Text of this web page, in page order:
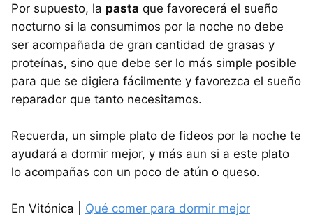
Por supuesto, la pasta que favorecerá el sueño
nocturno si la consumimos por la noche no debe
ser acompañada de gran cantidad de grasas y
proteínas, sino que debe ser lo más simple posible
para que se digiera fácilmente y favorezca el sueño
reparador que tanto necesitamos.
Recuerda, un simple plato de fideos por la noche te
ayudará a dormir mejor, y más aun si a este plato
lo acompañas con un poco de atún o queso.
En Vitónica | Qué comer para dormir mejor